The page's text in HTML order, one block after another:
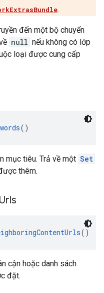
đến một bộ chuyển
null nếu không có lớp
loại được cung cấp
()
mục tiêu. Trả về một Set
thêm.
Urls
()
cận hoặc danh sách
đặt.